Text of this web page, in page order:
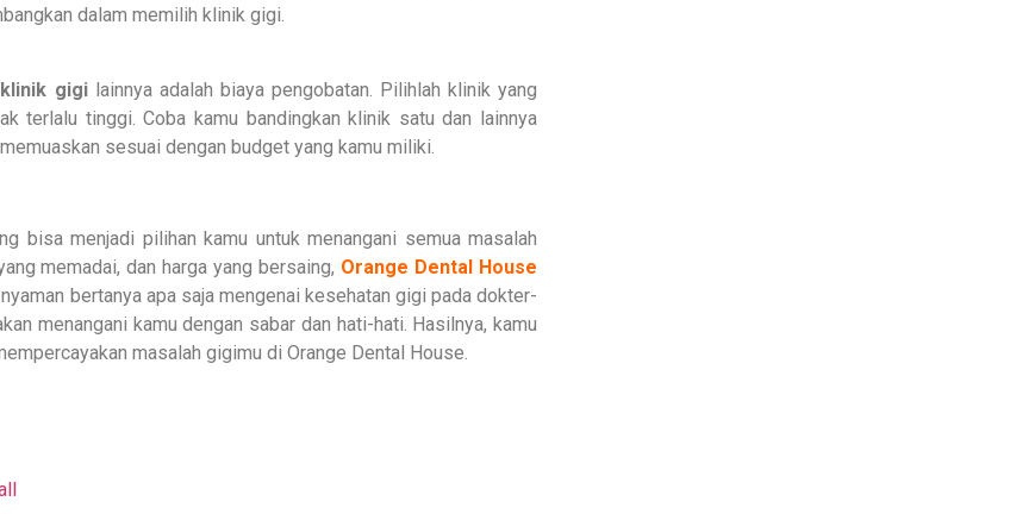
dalam memilih klinik gigi.
klinik gigilainnya adalah biaya pengobatan. Pilihlah klinik yang
terlalu tinggi. Coba kamu bandingkan klinik satu dan lainnya
sesuai dengan budget yang kamu miliki.
bisa menjadi pilihan kamu untuk menangani semua masalah
memadai, dan harga yang bersaing, Orange Dental House
bertanya apa saja mengenai kesehatan gigi pada dokter-
menangani kamu dengan sabar dan hati-hati. Hasilnya, kamu
masalah gigimu di Orange Dental House.